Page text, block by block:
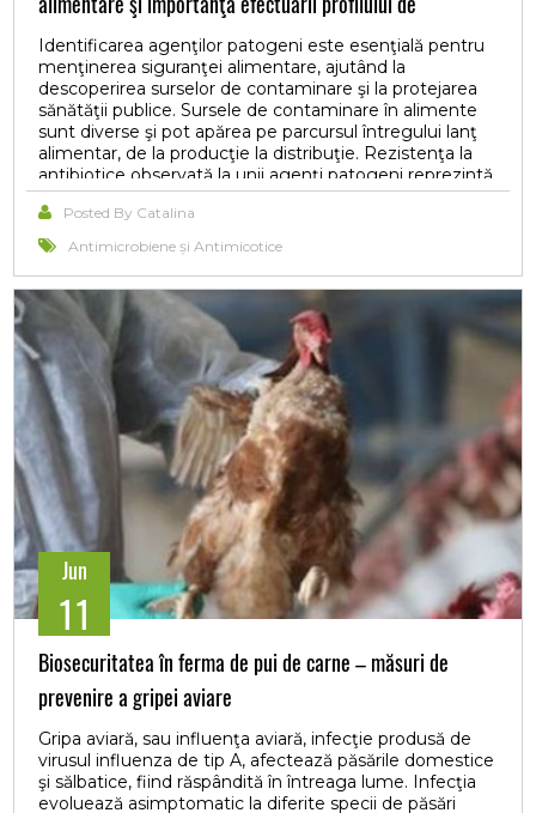
rezistenţă la antibiotice
Identificarea agenţilor patogeni este esenţială pentru
menţinerea siguranţei alimentare, ajutând la
descoperirea surselor de contaminare şi la protejarea
sănătăţii publice. Sursele de contaminare în alimente
sunt diverse şi pot apărea pe parcursul întregului lanţ
alimentar, de la producţie la distribuţie. Rezistenţa la
antibiotice observată la unii agenţi patogeni reprezintă
un risc semnificativ pentru sănătatea publică, subliniind
nevoia unor strategii stricte pentru gestionarea utilizării
antibioticelor în producţia alimentară şi importanţa
efectuării profilului de rezistenţă la antimicrobiene.
Măsurile preventive bazate pe evaluarea diversităţii
microbiologice şi pe identificarea riscurilor pot reduce
contaminarea alimentelor şi îmbunătăţi siguranţa
alimentară. Monitorizarea continuă şi adaptarea
practicilor din industria alimentară la noile descoperiri
microbiologice sunt esenţiale pentru a menţine un
lanţ alimentar sigur şi a limita riscurile microbiologice.
Respectarea normelor de igienă şi calitate trebuie
îmbunătăţită constant pentru a asigura conformitatea
produselor alimentare cu standardele de sănătate
publică şi pentru a preveni riscurile de contaminare.
Posted By Catalina
Antimicrobiene și Antimicotice
Jun
11
Biosecuritatea în ferma de pui de carne – măsuri de
prevenire a gripei aviare
Gripa aviară, sau influenţa aviară, infecţie produsă de
virusul influenza de tip A, afectează păsările domestice
şi sălbatice, fiind răspândită în întreaga lume. Infecţia
evoluează asimptomatic la diferite specii de păsări